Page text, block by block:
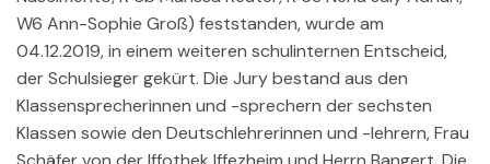
W6 Ann-Sophie Groß) feststanden, wurde am
04.12.2019, in einem weiteren schulinternen Entscheid,
der Schulsieger gekürt. Die Jury bestand aus den
Klassensprecherinnen und -sprechern der sechsten
Klassen sowie den Deutschlehrerinnen und -lehrern, Frau